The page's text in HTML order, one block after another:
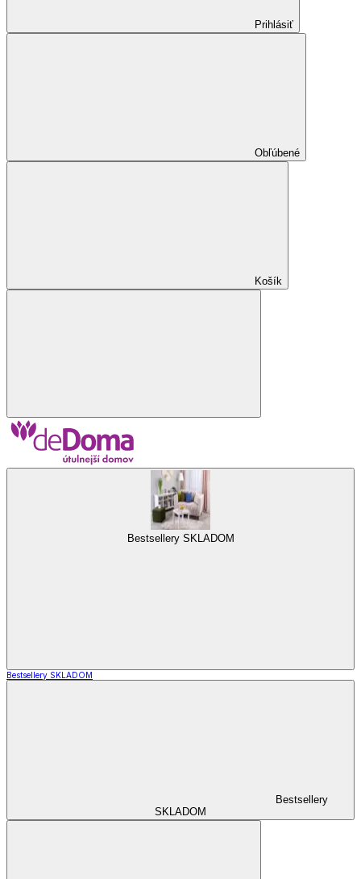
Prihlásiť
Obľúbené
Košík
Bestsellery SKLADOM
Bestsellery SKLADOM
Bestsellery
SKLADOM